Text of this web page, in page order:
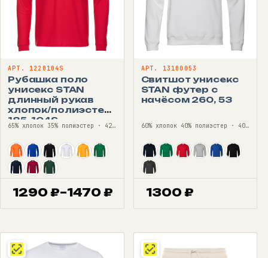
АРТ. 1220104S
Рубашка поло
унисекс STAN
длинный рукав
хлопок/полиэстер
185, 104S
65% хлопок 35% полиэстер · 42—68
1290 ₽–1470 ₽
Диапазон
цен:
–
1470 ₽
АРТ. 13100053
Свитшот унисекс
STAN футер с
начёсом 260, 53
60% хлопок 40% полиэстер · 40—56
1300 ₽